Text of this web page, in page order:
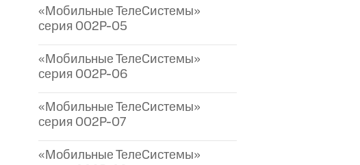
«Мобильные ТелеСистемы»
серия 002P-05
«Мобильные ТелеСистемы»
серия 002P-06
«Мобильные ТелеСистемы»
серия 002P-07
«Мобильные ТелеСистемы»